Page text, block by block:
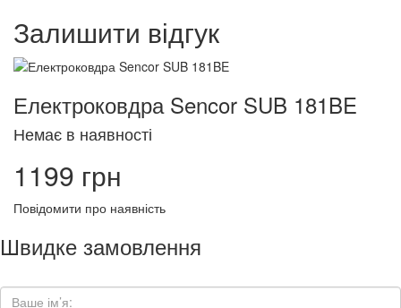
Залишити відгук
Електроковдра Sencor SUB 181BE
Немає в наявності
1199 грн
Повідомити про наявність
Швидке замовлення